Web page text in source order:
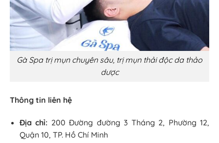
Gà Spa trị mụn chuyên sâu, trị mụn thải độc da thảo
dược
Thông tin liên hệ
Địa chỉ: 200 Đường đường 3 Tháng 2, Phường 12,
Quận 10, TP. Hồ Chí Minh